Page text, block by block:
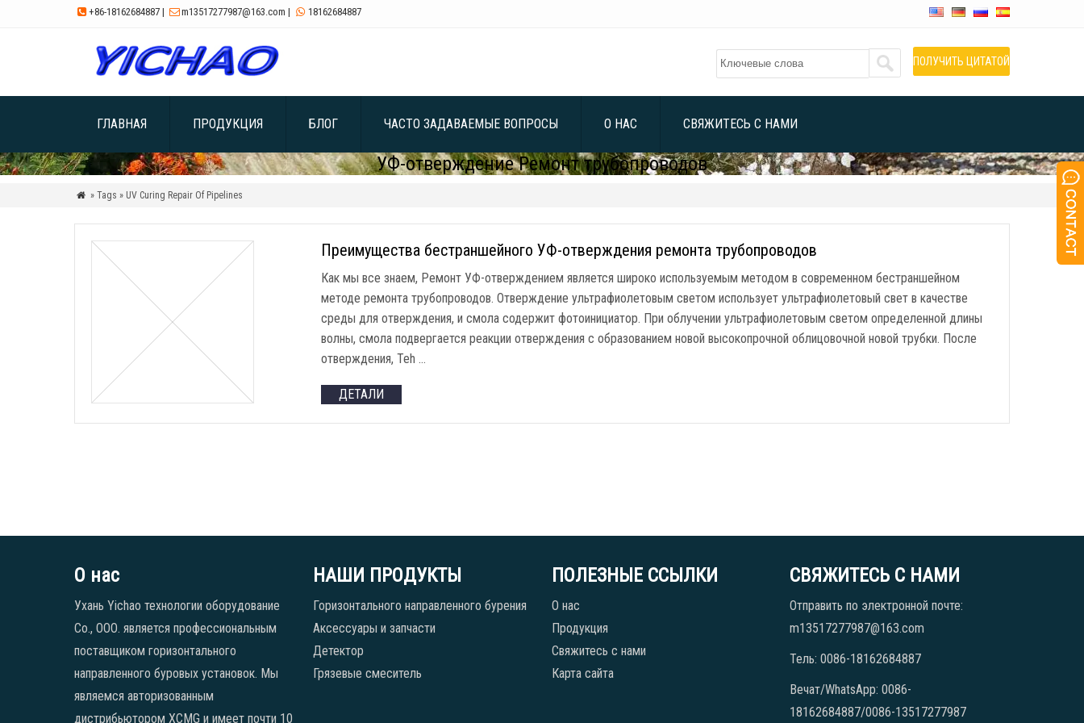
 +86-18162684887 | m13517277987@163.com |  18162684887
ПОЛУЧИТЬ ЦИТАТОЙ
ГЛАВНАЯ ПРОДУКЦИЯ БЛОГ ЧАСТО ЗАДАВАЕМЫЕ ВОПРОСЫ О НАС СВЯЖИТЕСЬ С НАМИ
УФ-отверждение Ремонт трубопроводов
 » Tags » UV Curing Repair Of Pipelines
Преимущества бестраншейного УФ-отверждения ремонта трубопроводов
Как мы все знаем, Ремонт УФ-отверждением является широко используемым методом в современном бестраншейном
методе ремонта трубопроводов. Отверждение ультрафиолетовым светом использует ультрафиолетовый свет в качестве
среды для отверждения, и смола содержит фотоинициатор. При облучении ультрафиолетовым светом определенной длины
волны, смола подвергается реакции отверждения с образованием новой высокопрочной облицовочной новой трубки. После
отверждения, Teh …
ДЕТАЛИ
О нас
Ухань Yichao технологии оборудование
Co., ООО. является профессиональным
поставщиком горизонтального
направленного буровых установок. Мы
являемся авторизованным
дистрибьютором XCMG и имеет почти 10
НАШИ ПРОДУКТЫ
Горизонтального направленного бурения
Аксессуары и запчасти
Детектор
Грязевые смеситель
ПОЛЕЗНЫЕ ССЫЛКИ
О нас
Продукция
Свяжитесь с нами
Карта сайта
СВЯЖИТЕСЬ С НАМИ
Отправить по электронной почте:
m13517277987@163.com
Тель: 0086-18162684887
Вечат/WhatsApp: 0086-
18162684887/0086-13517277987